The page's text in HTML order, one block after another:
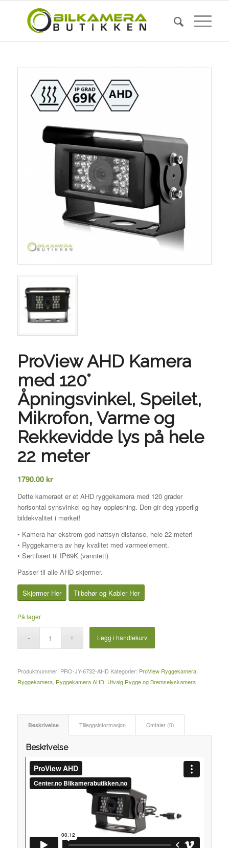
ProView AHD Kamera
med 120°
Åpningsvinkel, Speilet,
Mikrofon, Varme og
Rekkevidde lys på hele
22 meter
1790.00kr
Dette kameraet er et AHD ryggekamera med 120 grader
horisontal synsvinkel og høy oppløsning. Den gir deg ypperlig
bildekvalitet i mørket!
• Kamera har ekstrem god nattsyn distanse, hele 22 meter!
• Ryggekamera av høy kvalitet med varmeelement.
• Sertifisert til IP69K (vanntett)
Passer til alle AHD skjermer.
Skjermer Her Tilbehør og Kabler Her
På lager
Legg i handlekurv
Produktnummer: PRO-JY-6732-AHD Kategorier: ProView Ryggekamera,
Ryggekamera, Ryggekamera AHD, Utvalg Rygge og Bremselyskamera
Beskrivelse Tilleggsinformasjon Omtaler (0)
Beskrivelse